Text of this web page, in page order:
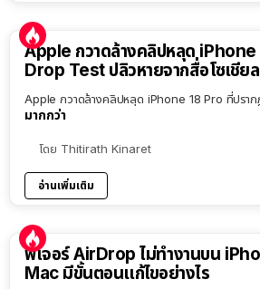
Apple กวาดล้างคลิปหลุด iPhone
Drop Test ปลิวหายจากสื่อโซเชียล
Apple กวาดล้างคลิปหลุด iPhone 18 Pro ที่ปรา
มากกว่า
โดย Thitirath Kinaret
อ่านเพิ่มเติม
ฟีเจอร์ AirDrop ไม่ทำงานบน
Mac มีขั้นตอนแก้ไขอย่างไร